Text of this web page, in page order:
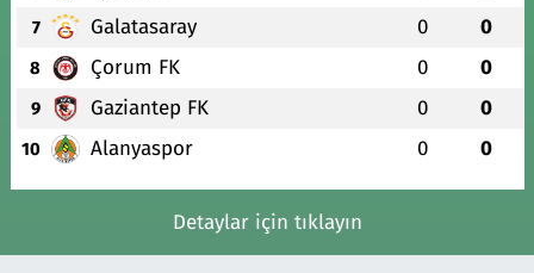
7 Galatasaray 0 0
8 Çorum FK 0 0
9 Gaziantep FK 0 0
10 Alanyaspor 0 0
Detaylar için tıklayın